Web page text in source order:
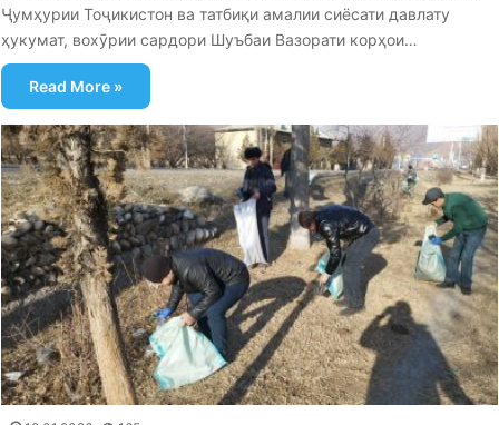
Ҷумҳурии Тоҷикистон ва татбиқи амалии сиёсати давлату
ҳукумат, вохӯрии сардори Шуъбаи Вазорати корҳои…
Read More »